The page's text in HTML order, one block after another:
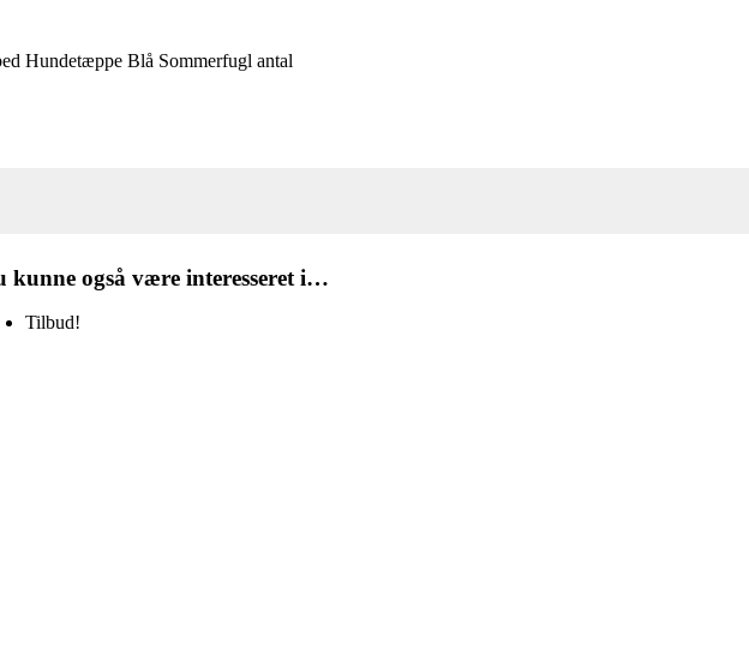
Hundetæppe Blå Sommerfugl antal
kunne også være interesseret i…
Tilbud!